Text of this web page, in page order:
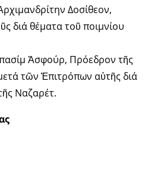
Δοσίθεον,
διά θέματα τοῦ ποιμνίου
Ἀσφούρ, Πρόεδρον τῆς
τῶν Ἐπιτρόπων αὐτῆς διά
Ναζαρέτ.